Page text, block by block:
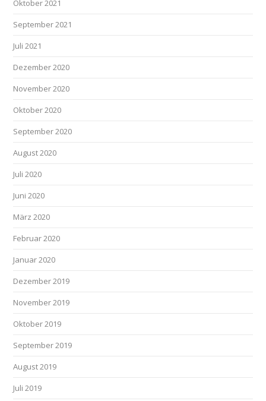
Oktober 2021
September 2021
Juli 2021
Dezember 2020
November 2020
Oktober 2020
September 2020
August 2020
Juli 2020
Juni 2020
März 2020
Februar 2020
Januar 2020
Dezember 2019
November 2019
Oktober 2019
September 2019
August 2019
Juli 2019